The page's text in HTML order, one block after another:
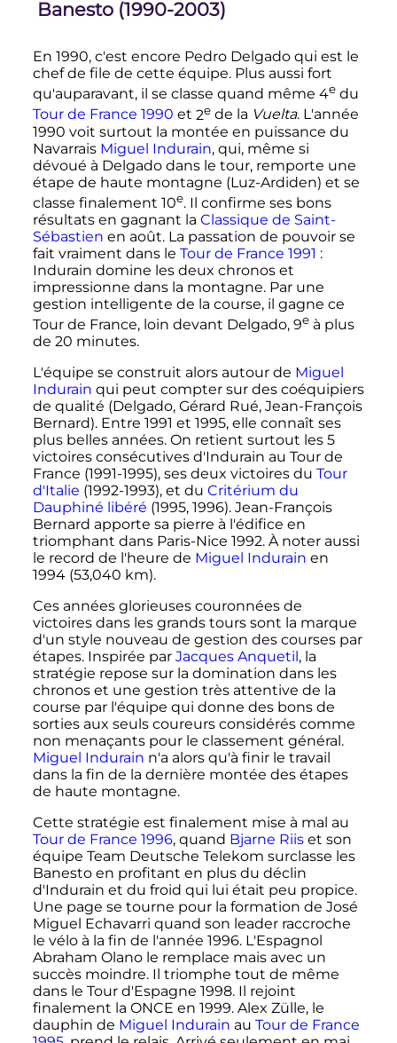
Banesto (1990-2003)
En 1990, c'est encore Pedro Delgado qui est le
chef de file de cette équipe. Plus aussi fort
qu'auparavant, il se classe quand même 4edu
Tour de France 1990 et 2ede la Vuelta. L'année
1990 voit surtout la montée en puissance du
Navarrais Miguel Indurain, qui, même si
dévoué à Delgado dans le tour, remporte une
étape de haute montagne (Luz-Ardiden) et se
classe finalement 10e. Il confirme ses bons
résultats en gagnant la Classique de Saint-
Sébastien en août. La passation de pouvoir se
fait vraiment dans le Tour de France 1991 :
Indurain domine les deux chronos et
impressionne dans la montagne. Par une
gestion intelligente de la course, il gagne ce
Tour de France, loin devant Delgado, 9eà plus
de 20 minutes.
L'équipe se construit alors autour de Miguel
Indurain qui peut compter sur des coéquipiers
de qualité (Delgado, Gérard Rué, Jean-François
Bernard). Entre 1991 et 1995, elle connaît ses
plus belles années. On retient surtout les 5
victoires consécutives d'Indurain au Tour de
France (1991-1995), ses deux victoires du Tour
d'Italie (1992-1993), et du Critérium du
Dauphiné libéré (1995, 1996). Jean-François
Bernard apporte sa pierre à l'édifice en
triomphant dans Paris-Nice 1992. À noter aussi
le record de l'heure de Miguel Indurain en
1994 (53,040 km).
Ces années glorieuses couronnées de
victoires dans les grands tours sont la marque
d'un style nouveau de gestion des courses par
étapes. Inspirée par Jacques Anquetil , la
stratégie repose sur la domination dans les
chronos et une gestion très attentive de la
course par l'équipe qui donne des bons de
sorties aux seuls coureurs considérés comme
non menaçants pour le classement général.
Miguel Indurain n'a alors qu'à finir le travail
dans la fin de la dernière montée des étapes
de haute montagne.
Cette stratégie est finalement mise à mal au
Tour de France 1996, quand Bjarne Riiset son
équipe Team Deutsche Telekom surclasse les
Banesto en profitant en plus du déclin
d'Indurain et du froid qui lui était peu propice.
Une page se tourne pour la formation de José
Miguel Echavarri quand son leader raccroche
le vélo à la fin de l'année 1996. L'Espagnol
Abraham Olano le remplace mais avec un
succès moindre. Il triomphe tout de même
dans le Tour d'Espagne 1998. Il rejoint
finalement la ONCE en 1999. Alex Zülle, le
dauphin de Miguel Indurain au Tour de France